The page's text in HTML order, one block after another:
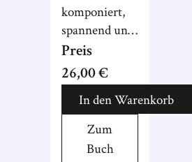
komponiert,
spannend und
amüsant: Der
meistverkaufte
Krimi aller
Zeiten mit
stimmungsvollen
Aquarellen
von Annika
Preis
26,00 €
In den Warenkorb
Zum
Buch